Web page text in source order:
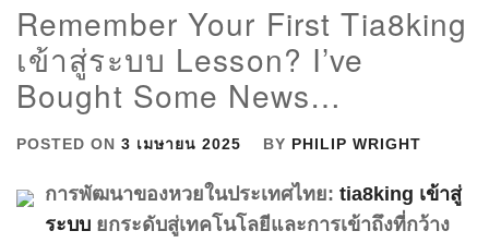
Remember Your First Tia8king
เข้าสู่ระบบ Lesson? I’ve
Bought Some News…
POSTED ON 3 เมษายน 2025 BY PHILIP WRIGHT
การพัฒนาของหวยในประเทศไทย: tia8king เข้าสู่
ระบบ ยกระดับสู่เทคโนโลยีและการเข้าถึงที่กว้าง